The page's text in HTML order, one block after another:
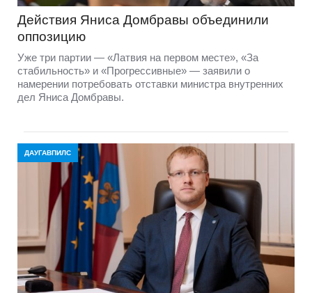
Действия Яниса Домбравы объединили
оппозицию
Уже три партии — «Латвия на первом месте», «За
стабильность» и «Прогрессивные» — заявили о
намерении потребовать отставки министра внутренних
дел Яниса Домбравы.
ДАУГАВПИЛС